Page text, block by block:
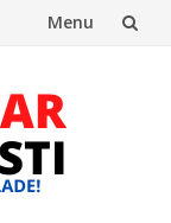
Menu